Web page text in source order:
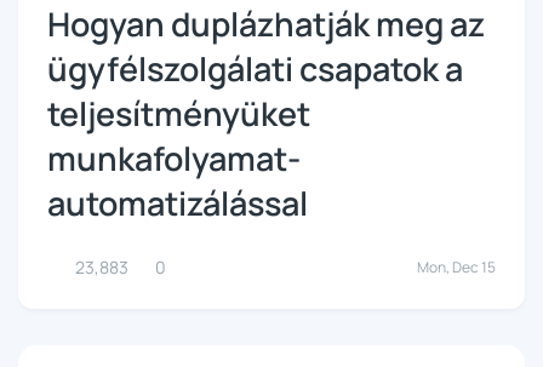
Hogyan duplázhatják meg az
ügyfélszolgálati csapatok a
teljesítményüket
munkafolyamat-
automatizálással
23,883 0 Mon, Dec 15